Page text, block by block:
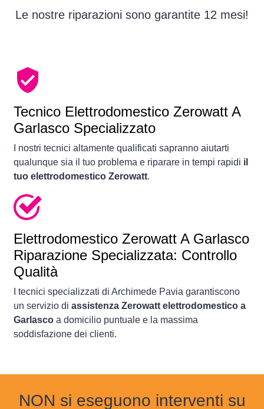
Le nostre riparazioni sono garantite 12 mesi!
Tecnico Elettrodomestico Zerowatt A
Garlasco Specializzato
I nostri tecnici altamente qualificati sapranno aiutarti
qualunque sia il tuo problema e riparare in tempi rapidi il
tuo elettrodomestico Zerowatt.
Elettrodomestico Zerowatt A Garlasco
Riparazione Specializzata: Controllo
Qualità
I tecnici specializzati di Archimede Pavia garantiscono
un servizio di assistenza Zerowatt elettrodomestico a
Garlasco a domicilio puntuale e la massima
soddisfazione dei clienti.
NON si eseguono interventi su